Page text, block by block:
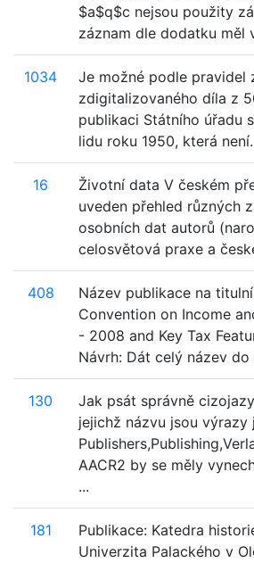
$a$q$c nejsou použity
záznam dle dodatku měl
1034
Je možné podle
zdigitalizovaného díla z
publikaci Státního úřadu
lidu roku 1950, která
16
Životní data V českém
uveden přehled různých
osobních dat autorů
celosvětová praxe a
408
Název publikace na
Convention on Income
- 2008 and Key Tax
Návrh: Dát celý název do
130
Jak psát správně
jejichž názvu jsou výrazy
AACR2 by se měly
...
181
Publikace: Katedra
Univerzita Palackého v